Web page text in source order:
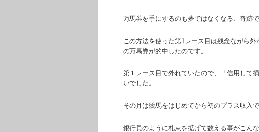
万馬券を手にするのも夢ではなくなる、奇跡
この方法を使った第1レース目は残念ながら
の万馬券が的中したのです。
第１レース目で外れていたので、「信用して
いでした。
その月は競馬をはじめてから初のプラス収入
銀行員のように札束を拡げて数える事がこん